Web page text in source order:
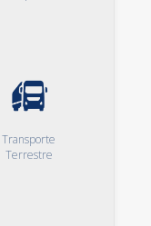
Transporte
Terrestre